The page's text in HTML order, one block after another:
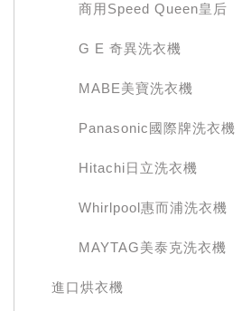
商用Speed Queen皇后
G E 奇異洗衣機
MABE美寶洗衣機
Panasonic國際牌洗衣機
Hitachi日立洗衣機
Whirlpool惠而浦洗衣機
MAYTAG美泰克洗衣機
進口烘衣機